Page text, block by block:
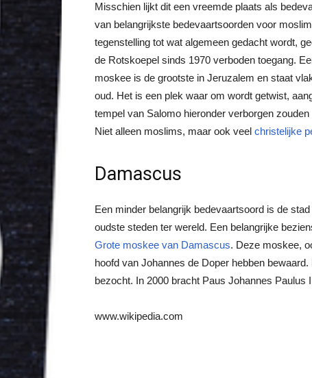
Misschien lijkt dit een vreemde plaats als
van belangrijkste bedevaartsoorden voor
tegenstelling tot wat algemeen gedacht wordt,
de Rotskoepel sinds 1970 verboden toegang.
moskee is de grootste in Jeruzalem en staat
oud. Het is een plek waar om wordt getwist,
tempel van Salomo hieronder verborgen
Niet alleen moslims, maar ook veel christelijke
Damascus
Een minder belangrijk bedevaartsoord is de
oudste steden ter wereld. Een belangrijke
Grote moskee van Damascus. Deze moskee,
hoofd van Johannes de Doper hebben
bezocht. In 2000 bracht Paus Johannes Paulus
www.wikipedia.com